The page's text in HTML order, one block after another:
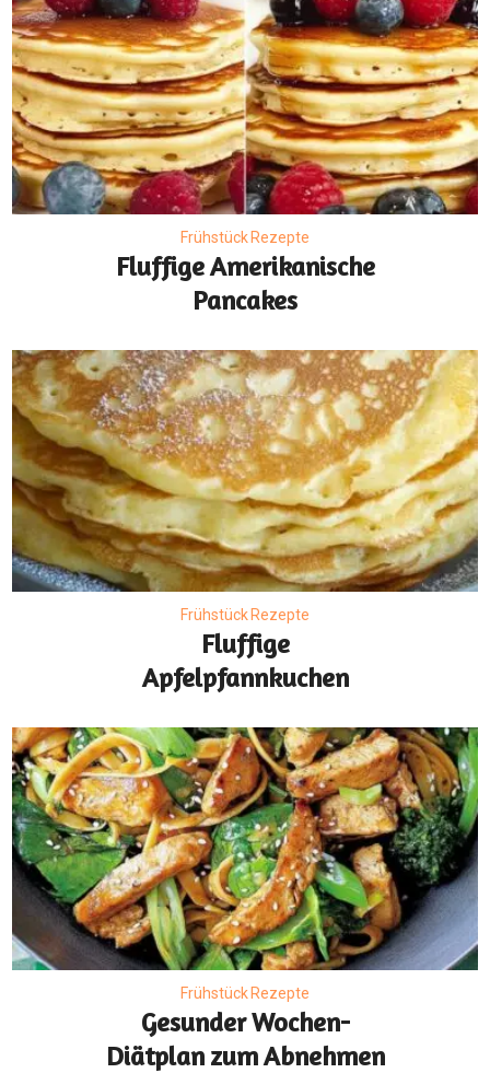
Frühstück Rezepte
Fluffige Amerikanische
Pancakes
Frühstück Rezepte
Fluffige
Apfelpfannkuchen
Frühstück Rezepte
Gesunder Wochen-
Diätplan zum Abnehmen